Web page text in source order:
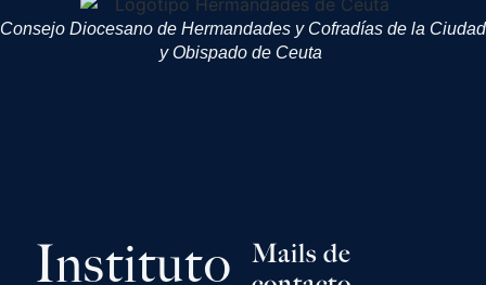
Consejo Diocesano de Hermandades y Cofradías de la Ciudad
y Obispado de Ceuta
Instituto
Mails de